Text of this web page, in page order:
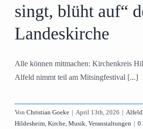
singt, blüht auf“
Landeskirche
Alle können mitmachen: Kirchenkreis
Alfeld nimmt teil am Mitsingfestival [...]
Von Christian Goeke | April 13th, 2026 |
Hildesheim Kirche Musik Veranstaltungen | 0